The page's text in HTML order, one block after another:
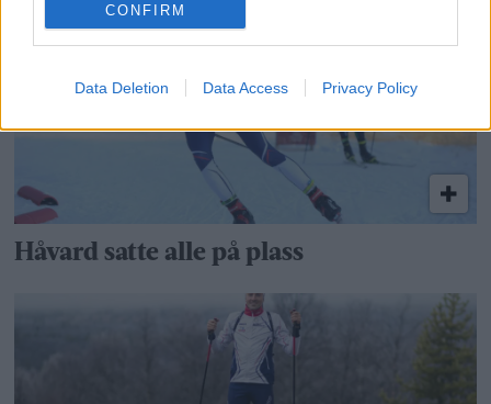
CONFIRM
Data Deletion Data Access Privacy Policy
Håvard satte alle på plass